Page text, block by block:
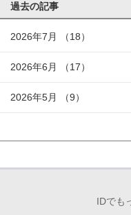
過去の記事
2026年7月 （18）
2026年6月 （17）
2026年5月 （9）
IDでも